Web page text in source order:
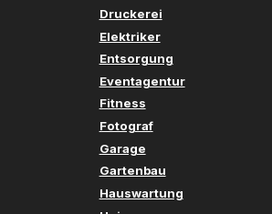
Druckerei
Elektriker
Entsorgung
Eventagentur
Fitness
Fotograf
Garage
Gartenbau
Hauswartung